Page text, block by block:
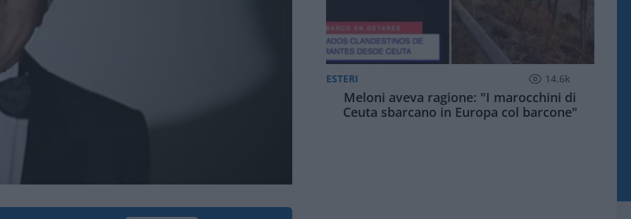
ESTERI 14.6k
Meloni aveva ragione: "I marocchini di
Ceuta sbarcano in Europa col barcone"